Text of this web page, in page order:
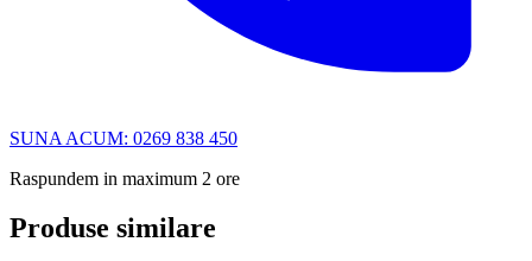
SUNA ACUM: 0269 838 450
Raspundem in maximum 2 ore
Produse similare